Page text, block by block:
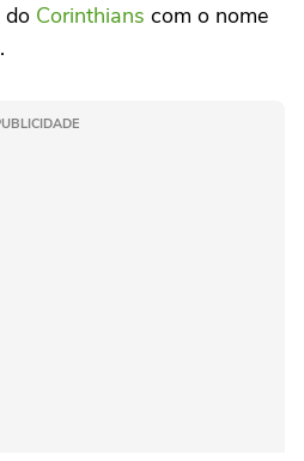
do Corinthians com o nome